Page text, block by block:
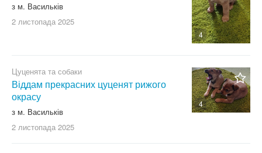
4
з м. Васильків
2 листопада 2025
4
Цуценята та собаки
Віддам прекрасних цуценят рижого
окрасу
з м. Васильків
2 листопада 2025